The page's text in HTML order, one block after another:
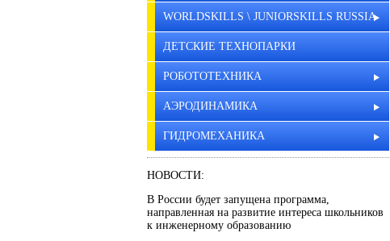
WORLDSKILLS \ JUNIORSKILLS RUSSIA
ДЕТСКИЕ ТЕХНОПАРКИ
РОБОТОТЕХНИКА
АЭРОДИНАМИКА
ГИДРОМЕХАНИКА
НОВОСТИ:
В России будет запущена программа,
направленная на развитие интереса школьников
к инженерному образованию